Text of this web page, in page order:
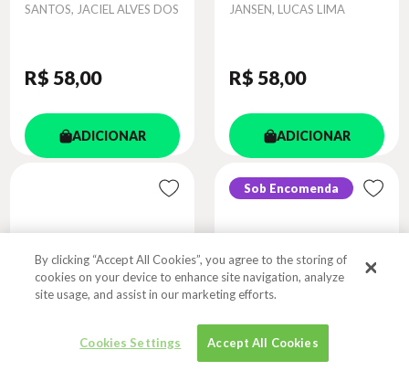
Autor
SANTOS, JACIEL ALVES DOS
R$ 58,00
ADICIONAR
Autor
JANSEN, LUCAS LIMA
R$ 58,00
ADICIONAR
Sob Encomenda
By clicking “Accept All Cookies”, you agree to the storing of
cookies on your device to enhance site navigation, analyze
site usage, and assist in our marketing efforts.
Cookies Settings Accept All Cookies